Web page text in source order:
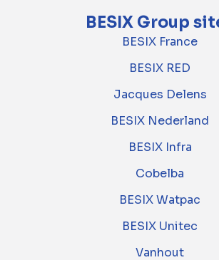
BESIX Group
BESIX France
BESIX RED
Jacques Delens
BESIX Nederland
BESIX Infra
Cobelba
BESIX Watpac
BESIX Unitec
Vanhout